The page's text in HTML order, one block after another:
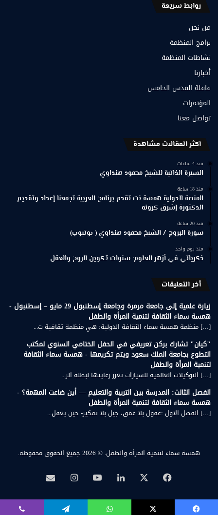
روابط سريعة
من نحن
برامج المنظمة
نشاطات المنظمة
أخبارنا
قافلة القدس الخامس
المؤتمرات
تواصل معنا
اكثر المقالات مشاهدة
منذ 4 ساعات
السيرة الذاتية للشيخ محمود هنداوي
منذ 18 ساعة
المنصة الدولية همسة نت تقدم برنامج العربية تجمعنا إعداد وتقديم
الدكتورة إشرق كرونه
منذ 20 ساعة
سورة البروج / الشيخ محمود هنداوي ( يوتيوب)
منذ يوم واحد
ذكرياتي في أزهر العلوم: سنوات تكوين الروح والعقل
أخر التعليقات
زيارة علمية إلى جامعة مرمرة وجامعة إسطنبول 29 مايو – إسطنبول -
همسة سماء الثقافة لتنمية المرأة والطفل
[…] منظمة همسة سماء الثقافة الدولية: هي منظمة ثقافية ت...
"كيان" تشارك بركن تعريفي في الحفل الختامي السنوي لمكتب
التطوع بجامعة الملك سعود ويتم تكريمها - همسة سماء الثقافة
لتنمية المرأة والطفل
[…] التوكيلات العالمية للسيارات تعزز رعايتها لبطلة الر...
الفصل الثالث: المدرسة بين التربية والتعليم — أين ضاعت المهمة؟ -
همسة سماء الثقافة لتنمية المرأة والطفل
[…] الفصل الاول :عقول بلا عمق، جيل بلا تفكير- حين يغفل...
همسة سماء لتنمية المرأة والطفل. © 2026 جميع الحقوق محفوظة.
فيسبوك لينكدإن‫YouTubeانستقرامبريد
همسة